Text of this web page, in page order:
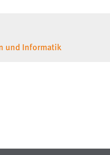
und Informatik